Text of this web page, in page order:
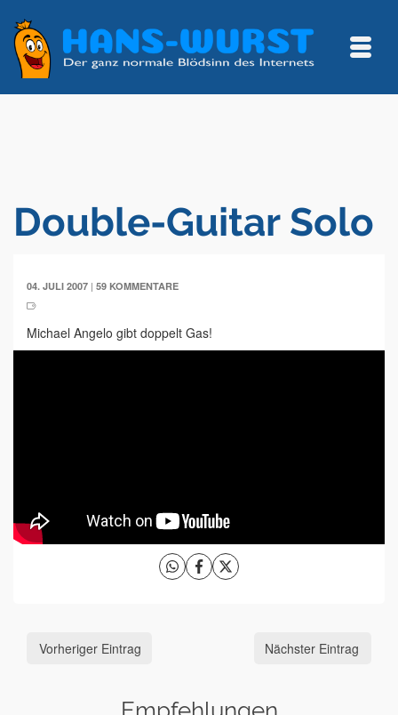
Double-Guitar Solo
04. JULI 2007 | 59 KOMMENTARE
Michael Angelo gibt doppelt Gas!
Vorheriger Eintrag Nächster Eintrag